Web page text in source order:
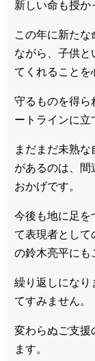
新しい命も授か
この年に新た
ながら、子供と
てくれることを
守るものを得ら
ートラインに立
まだまだ未熟
があるのは、間
おかげです。
今後も地に足を
て表現者として
の鈴木亮平にも
繰り返しになり
てすみません。
変わらぬご支援
ます。